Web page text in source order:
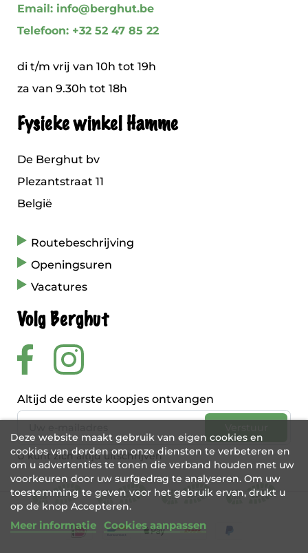
Email: info@berghut.be
Telefoon: +32 52 47 85 22
di t/m vrij van 10h tot 19h
za van 9.30h tot 18h
Fysieke winkel Hamme
De Berghut bv
Plezantstraat 11
België
Routebeschrijving
Openingsuren
Vacatures
Volg Berghut
Altijd de eerste koopjes ontvangen
U kunt zich altijd uitschrijven
Deze website maakt gebruik van eigen cookies en
cookies van derden om onze diensten te verbeteren en
om u advertenties te tonen die verband houden met uw
voorkeuren door uw surfgedrag te analyseren. Om uw
toestemming te geven voor het gebruik ervan, drukt u
op de knop Accepteren.
Meer informatie Cookies aanpassen